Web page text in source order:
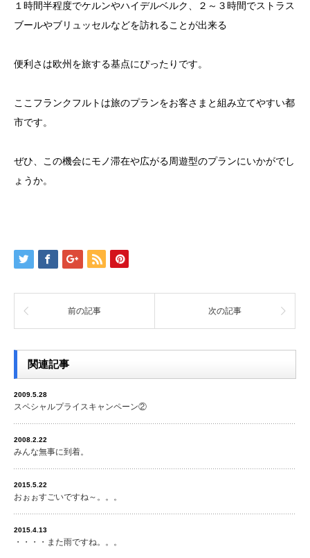
１時間半程度でケルンやハイデルベルク、２～３時間でストラス
ブールやブリュッセルなどを訪れることが出来る
便利さは欧州を旅する基点にぴったりです。
ここフランクフルトは旅のプランをお客さまと組み立てやすい都
市です。
ぜひ、この機会にモノ滞在や広がる周遊型のプランにいかがでし
ょうか。
前の記事 次の記事
関連記事
2009.5.28
スペシャルプライスキャンペーン②
2008.2.22
みんな無事に到着。
2015.5.22
おぉぉすごいですね～。。。
2015.4.13
・・・・また雨ですね。。。